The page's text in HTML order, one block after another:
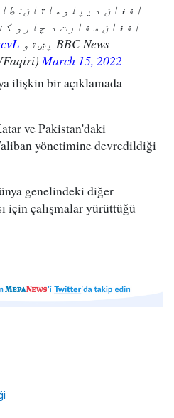
افغان ديپلوماتان:
افغان سفارت د چارو
BBC News پښتو
March 15, 2022
ilişkin bir açıklamada
ve Pakistan'daki
yönetimine devredildiği
genelindeki diğer
için çalışmalar yürüttüğü